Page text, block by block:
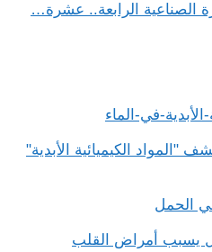
الصناعية الرابعة.. عشرة…
الكيميائية الأبدية"
يسبب أمراض القلب